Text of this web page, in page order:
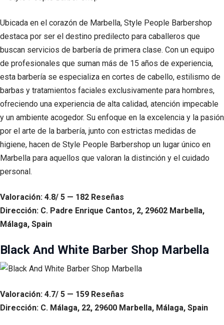
Ubicada en el corazón de Marbella, Style People Barbershop
destaca por ser el destino predilecto para caballeros que
buscan servicios de barbería de primera clase. Con un equipo
de profesionales que suman más de 15 años de experiencia,
esta barbería se especializa en cortes de cabello, estilismo de
barbas y tratamientos faciales exclusivamente para hombres,
ofreciendo una experiencia de alta calidad, atención impecable
y un ambiente acogedor. Su enfoque en la excelencia y la pasión
por el arte de la barbería, junto con estrictas medidas de
higiene, hacen de Style People Barbershop un lugar único en
Marbella para aquellos que valoran la distinción y el cuidado
personal.
Valoración: 4.8/ 5 — 182 Reseñas
Dirección: C. Padre Enrique Cantos, 2, 29602 Marbella,
Málaga, Spain
Black And White Barber Shop Marbella
Valoración: 4.7/ 5 — 159 Reseñas
Dirección: C. Málaga, 22, 29600 Marbella, Málaga, Spain